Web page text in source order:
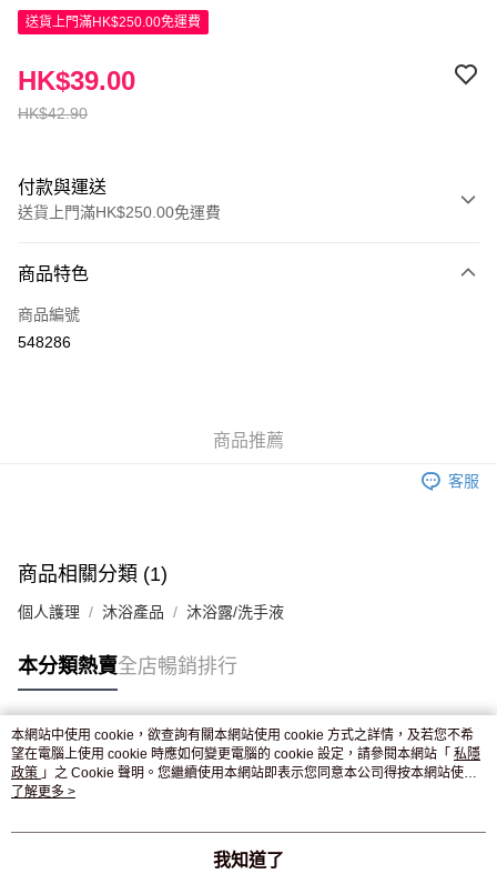
送貨上門滿HK$250.00免運費
HK$42.90
HK$39.00
付款與運送
送貨上門滿HK$250.00免運費
信用卡
Apple Pay
付款後門市自取，訂單確認後2-4個工作天到店，7天內取。逾期後
商品特色
商品編號
548286
商品推薦
客服
商品相關分類 (1)
個人護理 沐浴產品 沐浴露/洗手液
本分類熱賣全店暢銷排行
熱門標籤
熱銷排行
本網站中使用 cookie，欲查詢有關本網站使用 cookie 方式之詳情，及若您不希
望在電腦上使用 cookie 時應如何變更電腦的 cookie 設定，請參閱本網站「 私隱
政策 」之 Cookie 聲明。您繼續使用本網站即表示您同意本公司得按本網站使用
條款之 Cookie 聲明使用 cookie。
了解更多 >
我知道了